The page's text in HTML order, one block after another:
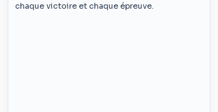
chaque victoire et chaque épreuve.